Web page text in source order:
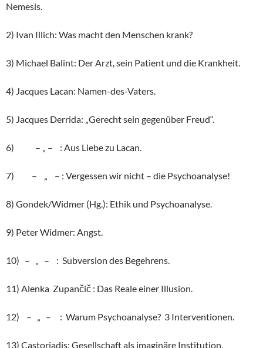
Nemesis.
2) Ivan Illich: Was macht den Menschen krank?
3) Michael Balint: Der Arzt, sein Patient und die Krankheit.
4) Jacques Lacan: Namen-des-Vaters.
5) Jacques Derrida: „Gerecht sein gegenüber Freud“.
6) – „ – : Aus Liebe zu Lacan.
7) – „ – : Vergessen wir nicht – die Psychoanalyse!
8) Gondek/Widmer (Hg.): Ethik und Psychoanalyse.
9) Peter Widmer: Angst.
10) – „ – : Subversion des Begehrens.
11) Alenka Zupančič : Das Reale einer Illusion.
12) – „ – : Warum Psychoanalyse? 3 Interventionen.
13) Castoriadis: Gesellschaft als imaginäre Institution.